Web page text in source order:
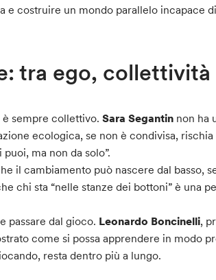
e costruire un mondo parallelo incapace di
tra ego,
è sempre collettivo.Sara Segantin non ha
ecologica, se non è condivisa, rischia
ma non da solo”.
il cambiamento può nascere dal basso,
chi sta “nelle stanze dei bottoni” è una
passare dal gioco. Leonardo Boncinelli,
come si possa apprendere in modo
resta dentro più a lungo.